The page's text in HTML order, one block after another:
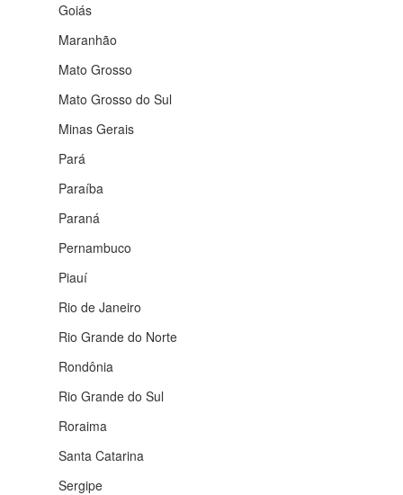
Goiás
Maranhão
Mato Grosso
Mato Grosso do Sul
Minas Gerais
Pará
Paraíba
Paraná
Pernambuco
Piauí
Rio de Janeiro
Rio Grande do Norte
Rondônia
Rio Grande do Sul
Roraima
Santa Catarina
Sergipe